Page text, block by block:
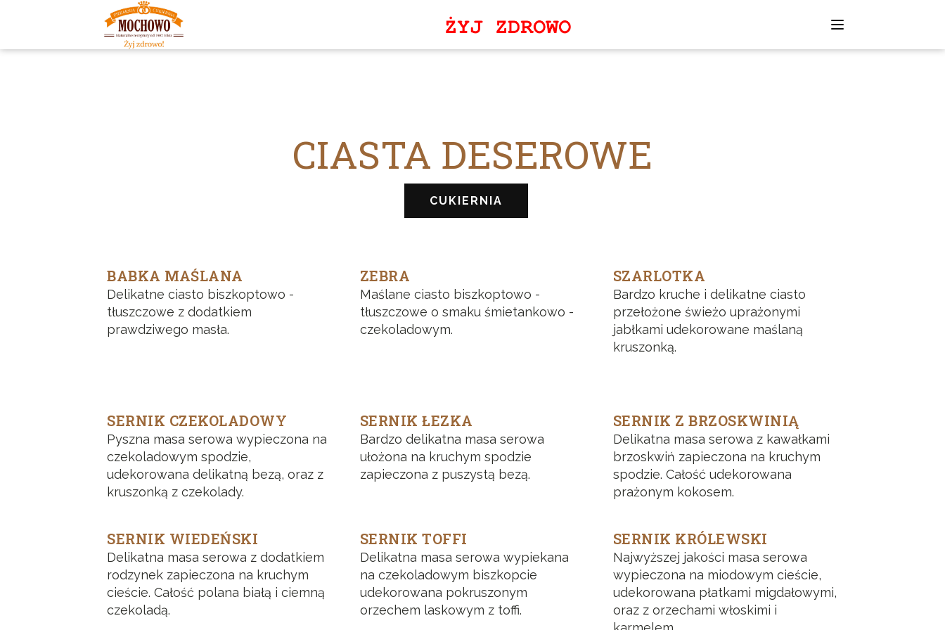
CIASTA DESEROWE
CUKIERNIA
BABKA MAŚLANA
Delikatne ciasto biszkoptowo -
tłuszczowe z dodatkiem
prawdziwego masła.
ZEBRA
Maślane ciasto biszkoptowo -
tłuszczowe o smaku śmietankowo -
czekoladowym.
SZARLOTKA
Bardzo kruche i delikatne ciasto
przełożone świeżo uprażonymi
jabłkami udekorowane maślaną
kruszonką.
SERNIK CZEKOLADOWY
Pyszna masa serowa wypieczona na
czekoladowym spodzie,
udekorowana delikatną bezą, oraz z
kruszonką z czekolady.
SERNIK ŁEZKA
Bardzo delikatna masa serowa
ułożona na kruchym spodzie
zapieczona z puszystą bezą.
SERNIK Z BRZOSKWINIĄ
Delikatna masa serowa z kawałkami
brzoskwiń zapieczona na kruchym
spodzie. Całość udekorowana
prażonym kokosem.
SERNIK WIEDEŃSKI
Delikatna masa serowa z dodatkiem
rodzynek zapieczona na kruchym
cieście. Całość polana białą i ciemną
czekoladą.
SERNIK TOFFI
Delikatna masa serowa wypiekana
na czekoladowym biszkopcie
udekorowana pokruszonym
orzechem laskowym z toffi.
SERNIK KRÓLEWSKI
Najwyższej jakości masa serowa
wypieczona na miodowym cieście,
udekorowana płatkami migdałowymi,
oraz z orzechami włoskimi i